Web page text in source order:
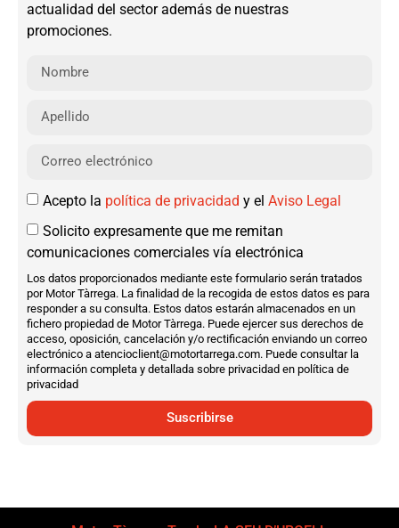
actualidad del sector además de nuestras
promociones.
Acepto la política de privacidad y el Aviso Legal
Solicito expresamente que me remitan
comunicaciones comerciales vía electrónica
Los datos proporcionados mediante este formulario serán tratados
por Motor Tàrrega. La finalidad de la recogida de estos datos es para
responder a su consulta. Estos datos estarán almacenados en un
fichero propiedad de Motor Tàrrega. Puede ejercer sus derechos de
acceso, oposición, cancelación y/o rectificación enviando un correo
electrónico a atencioclient@motortarrega.com. Puede consultar la
información completa y detallada sobre privacidad en política de
privacidad
Suscribirse